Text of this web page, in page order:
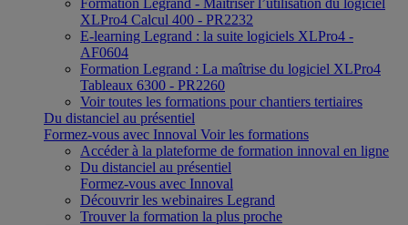
Formation Legrand - Maîtriser l’utilisation du logiciel
XLPro4 Calcul 400 - PR2232
E-learning Legrand : la suite logiciels XLPro4 -
AF0604
Formation Legrand : La maîtrise du logiciel XLPro4
Tableaux 6300 - PR2260
Voir toutes les formations pour chantiers tertiaires
Du distanciel au présentiel
Formez-vous avec Innoval Voir les formations
Accéder à la plateforme de formation innoval en ligne
Du distanciel au présentiel
Formez-vous avec Innoval
Découvrir les webinaires Legrand
Trouver la formation la plus proche